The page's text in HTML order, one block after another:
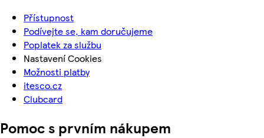
Přístupnost
Podívejte se, kam doručujeme
Poplatek za službu
Nastavení Cookies
Možnosti platby
itesco.cz
Clubcard
Pomoc s prvním nákupem